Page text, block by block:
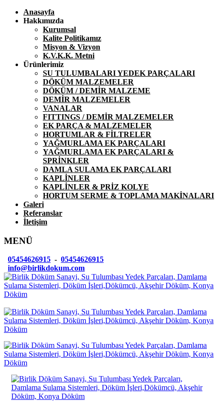
Anasayfa
Hakkımızda
Kurumsal
Kalite Politikamız
Misyon & Vizyon
K.V.K.K. Metni
Ürünlerimiz
SU TULUMBALARI YEDEK PARÇALARI
DÖKÜM MALZEMELER
DÖKÜM / DEMİR MALZEME
DEMİR MALZEMELER
VANALAR
FITTINGS / DEMİR MALZEMELER
EK PARÇA & MALZEMELER
HORTUMLAR & FİLTRELER
YAĞMURLAMA EK PARÇALARI
YAĞMURLAMA EK PARÇALARI &
SPRİNKLER
DAMLA SULAMA EK PARÇALARI
KAPLİNLER
KAPLİNLER & PRİZ KOLYE
HORTUM SERME & TOPLAMA MAKİNALARI
Galeri
Referanslar
İletişim
MENÜ
05454626915 - 05454626915
info@birlikdokum.com